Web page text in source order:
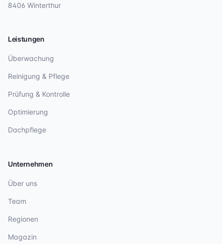
8406 Winterthur
Leistungen
Überwachung
Reinigung & Pflege
Prüfung & Kontrolle
Optimierung
Dachpflege
Unternehmen
Über uns
Team
Regionen
Magazin